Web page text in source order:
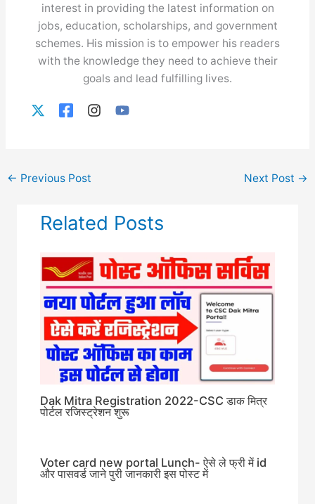
interest in providing the latest information on
jobs, education, scholarships, and government
schemes. His mission is to empower his readers
with the knowledge they need to achieve their
goals and lead fulfilling lives.
← Previous Post Next Post →
Related Posts
Dak Mitra Registration 2022-CSC डाक मित्र
पोर्टल रजिस्ट्रेशन शुरू
Voter card new portal Lunch- ऐसे ले फ्री में id
और पासवर्ड जाने पुरी जानकारी इस पोस्ट में